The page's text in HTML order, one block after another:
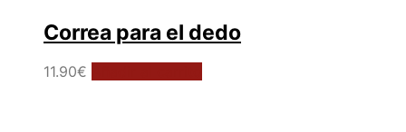
Correa para el dedo
11.90€